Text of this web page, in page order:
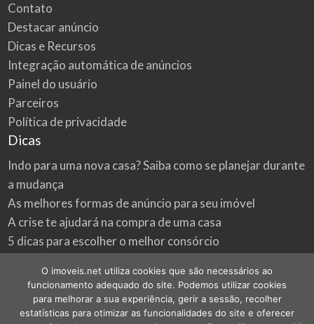
Contato
Destacar anúncio
Dicas e Recursos
Integração automática de anúncios
Painel do usuário
Parceiros
Política de privacidade
Dicas
Indo para uma nova casa? Saiba como se planejar durante
a mudança
As melhores formas de anúncio para seu imóvel
A crise te ajudará na compra de uma casa
5 dicas para escolher o melhor consórcio
Onde procurar as melhores oportunidades do mercado
imobiliário
O imoveis.net utiliza cookies que são necessários ao
funcionamento adequado do site. Podemos utilizar cookies
para melhorar a sua experiência, gerir a sessão, recolher
estatísticas para otimizar as funcionalidades do site e oferecer